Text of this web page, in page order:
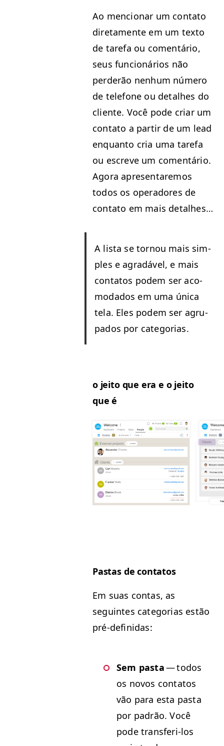
Ao men­cionar um con­ta­to
dire­ta­mente em um tex­to
de tare­fa ou comen­tário,
seus fun­cionários não
perderão nen­hum número
de tele­fone ou detal­h­es do
cliente. Você pode cri­ar um
con­ta­to a par­tir de um lead
enquan­to cria uma tare­fa
ou escreve um comen­tário.
Ago­ra apre­sentare­mos
todos os oper­adores de
con­ta­to em mais detalhes…
A lista se tornou mais sim­
ples e agradáv­el, e mais
con­tatos podem ser aco­
moda­dos em uma úni­ca
tela. Eles podem ser agru­
pa­dos por categorias.
o jeito que era e o jeito
que é
Pas­tas de contatos
Em suas con­tas, as
seguintes cat­e­go­rias estão
pré-definidas:
Sem pas­ta— todos
os novos con­tatos
vão para esta pas­ta
por padrão. Você
pode trans­feri-los